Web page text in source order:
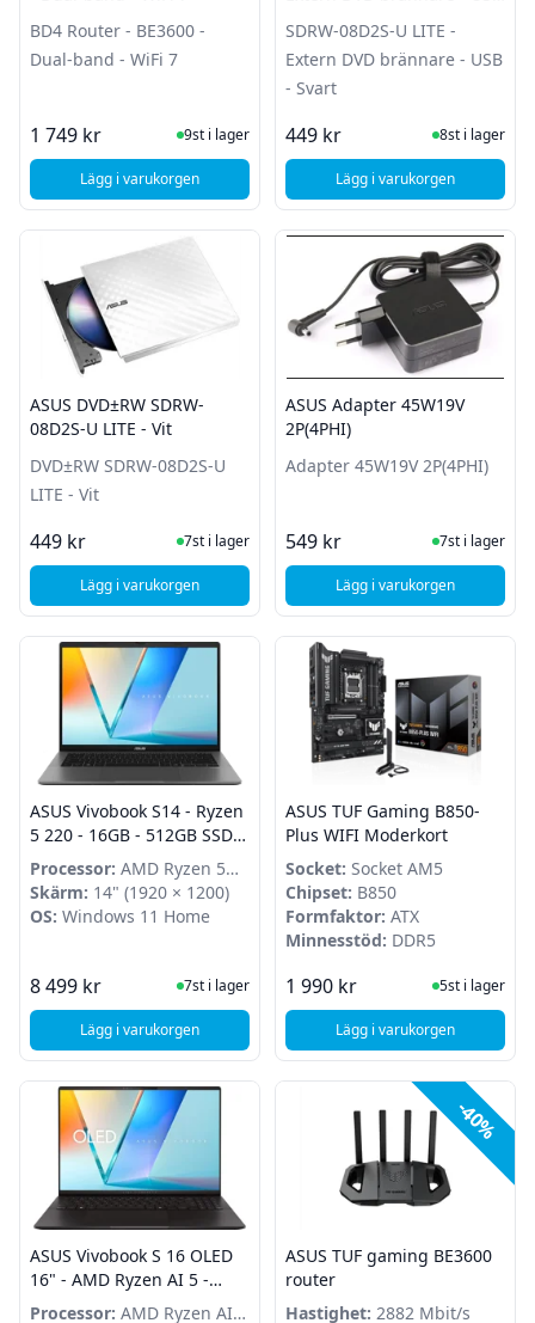
BD4 Router - BE3600 -
Dual-band - WiFi 7
1 749 kr I Lager
9st i lager
Lägg i varukorgen, ASUS BD4 Router - BE3600 - Dual-band - WiFi 7
SDRW-08D2S-U LITE -
Extern DVD brännare - USB
- Svart
449 kr I Lager
8st i lager
Lägg i varukorgen
, ASUS SDRW-
ASUS DVD±RW SDRW-
08D2S-U LITE - Vit
DVD±RW SDRW-08D2S-U
LITE - Vit
449 kr I Lager
7st i lager
Lägg i varukorgen, ASUS DVD±RW SDRW-08D2S-U LITE - Vit
ASUS Adapter 45W19V
2P(4PHI)
Adapter 45W19V 2P(4PHI)
549 kr I Lager
7st i lager
Lägg i varukorgen
, ASUS Adapter
ASUS Vivobook S14 - Ryzen
5 220 - 16GB - 512GB SSD -
Windows 11 Home
Processor: AMD Ryzen 5
220
Skärm: 14" (1920 × 1200)
OS: Windows 11 Home
8 499 kr I Lager
7st i lager
Lägg i varukorgen, ASUS Vivobook S14 - Ryzen 5 220 - 16GB - 512GB SSD -
ASUS TUF Gaming B850-
Plus WIFI Moderkort
Socket: Socket AM5
Chipset: B850
Formfaktor: ATX
Minnesstöd: DDR5
1 990 kr I Lager
5st i lager
Lägg i varukorgen, ASUS TUF Gaming
ASUS Vivobook S 16 OLED
16" - AMD Ryzen AI 5 -
16GB - 512GB - Windows
Processor: AMD Ryzen AI 5
-40%
ASUS TUF gaming BE3600
router
Hastighet: 2882 Mbit/s